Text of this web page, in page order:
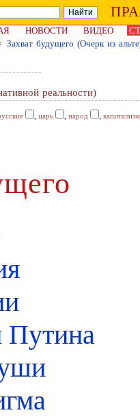
НОВОСТИ ВИДЕО
Захват будущего (Очерк из
реальности)
, царь , народ , капитализм